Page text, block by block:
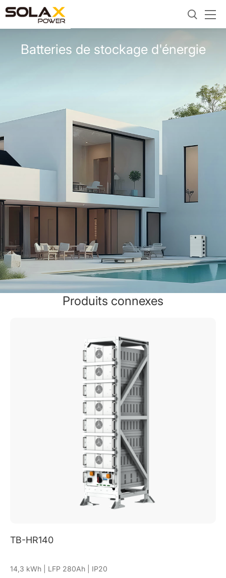
Batteries de stockage d'énergie
Produits connexes
TB-HR140
14,3 kWh | LFP 280Ah | IP20